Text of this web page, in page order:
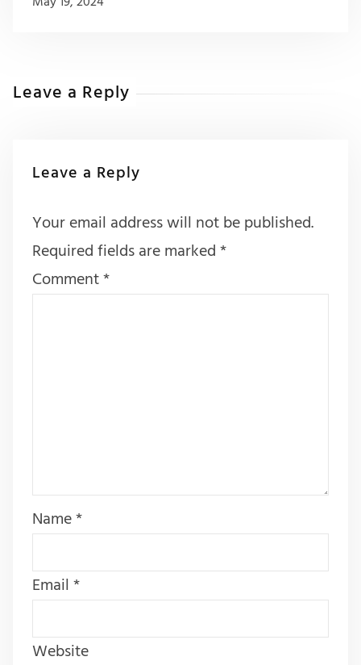
Leave a Reply
Leave a Reply
Your email address will not be published.
Required fields are marked*
Comment*
Name*
Email*
Website